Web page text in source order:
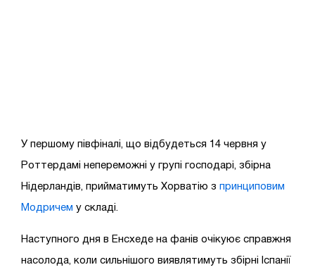
У першому півфіналі, що відбудеться 14 червня у
Роттердамі непереможні у групі господарі, збірна
Нідерландів, прийматимуть Хорватію з принциповим
Модричем у складі.
Наступного дня в Енсхеде на фанів очікуює справжня
насолода, коли сильнішого виявлятимуть збірні Іспанії